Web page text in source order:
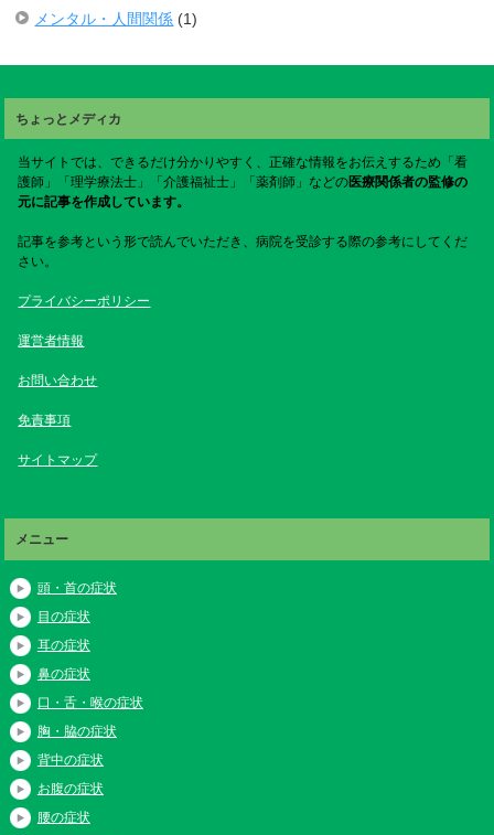
メンタル・人間関係 (1)
ちょっとメディカ
当サイトでは、できるだけ分かりやすく、正確な情報をお伝えするため「看
護師」「理学療法士」「介護福祉士」「薬剤師」などの医療関係者の監修の
元に記事を作成しています。
記事を参考という形で読んでいただき、病院を受診する際の参考にしてくだ
さい。
プライバシーポリシー
運営者情報
お問い合わせ
免責事項
サイトマップ
メニュー
頭・首の症状
目の症状
耳の症状
鼻の症状
口・舌・喉の症状
胸・脇の症状
背中の症状
お腹の症状
腰の症状